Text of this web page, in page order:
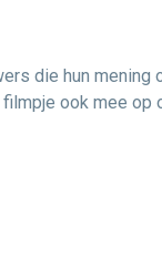
die hun mening
ook mee op